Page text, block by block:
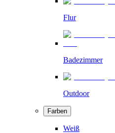
Flur
Badezimmer
Outdoor
Farben
Weiß